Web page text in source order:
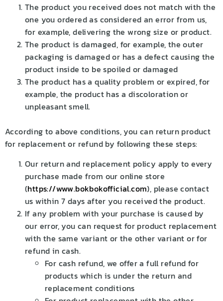
The product you received does not match with the
one you ordered as considered an error from us,
for example, delivering the wrong size or product.
The product is damaged, for example, the outer
packaging is damaged or has a defect causing the
product inside to be spoiled or damaged
The product has a quality problem or expired, for
example, the product has a discoloration or
unpleasant smell.
According to above conditions, you can return product
for replacement or refund by following these steps:
Our return and replacement policy apply to every
purchase made from our online store
(https://www.bokbokofficial.com), please contact
us within 7 days after you received the product.
If any problem with your purchase is caused by
our error, you can request for product replacement
with the same variant or the other variant or for
refund in cash.
For cash refund, we offer a full refund for
products which is under the return and
replacement conditions